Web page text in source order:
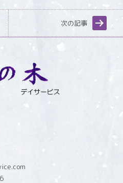
次の記事